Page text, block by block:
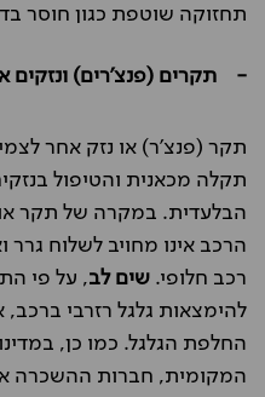
תחזוקה שוטפת כגון חוסר
- תקרים (פנצ'רים) ונזקים
תקר (פנצ'ר) או נזק אחר
תקלה מכאנית והטיפול
הבלעדית. במקרה של תקר
הרכב אינו מחויב לשלוח גרר
רכב חלופי. שים לב, על פי
להימצאות גלגל רזרבי
החלפת הגלגל. כמו כן,
המקומית, חברות ההשכרה